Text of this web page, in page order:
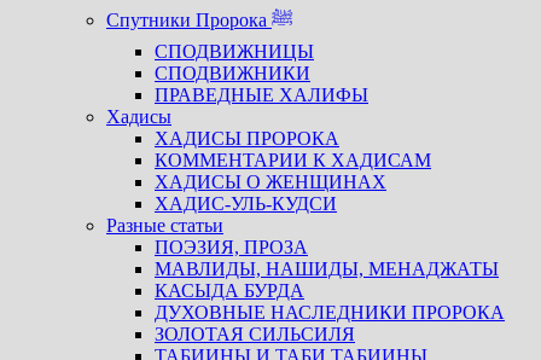
Спутники Пророка ﷺ
СПОДВИЖНИЦЫ
СПОДВИЖНИКИ
ПРАВЕДНЫЕ ХАЛИФЫ
Хадисы
ХАДИСЫ ПРОРОКА
КОММЕНТАРИИ К ХАДИСАМ
ХАДИСЫ О ЖЕНЩИНАХ
ХАДИС-УЛЬ-КУДСИ
Разные статьи
ПОЭЗИЯ, ПРОЗА
МАВЛИДЫ, НАШИДЫ, МЕНАДЖАТЫ
КАСЫДА БУРДА
ДУХОВНЫЕ НАСЛЕДНИКИ ПРОРОКА
ЗОЛОТАЯ СИЛЬСИЛЯ
ТАБИИНЫ И ТАБИ ТАБИИНЫ